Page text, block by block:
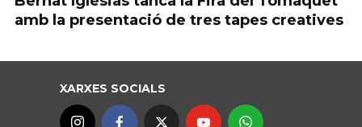
amb la presentació de tres tapes creatives
XARXES SOCIALS